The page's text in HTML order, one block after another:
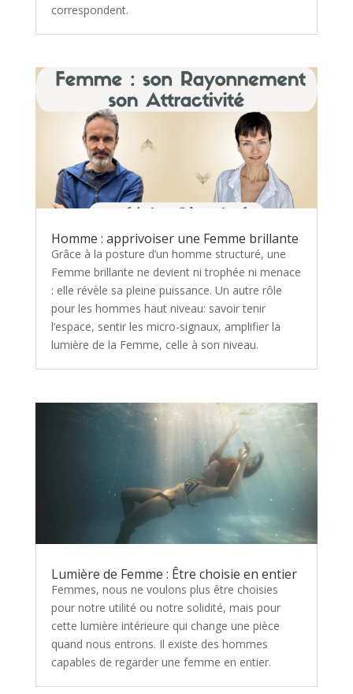
correspondent.
Homme : apprivoiser une Femme brillante
Grâce à la posture d’un homme structuré, une
Femme brillante ne devient ni trophée ni menace
: elle révèle sa pleine puissance. Un autre rôle
pour les hommes haut niveau: savoir tenir
l’espace, sentir les micro-signaux, amplifier la
lumière de la Femme, celle à son niveau.
Lumière de Femme : Être choisie en entier
Femmes, nous ne voulons plus être choisies
pour notre utilité ou notre solidité, mais pour
cette lumière intérieure qui change une pièce
quand nous entrons. Il existe des hommes
capables de regarder une femme en entier.